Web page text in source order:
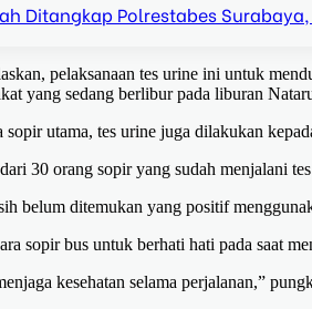
Ditangkap Polrestabes
pelaksanaan tes urine ini untuk
yang sedang berlibur pada liburan
utama, tes urine juga dilakukan
30 orang sopir yang sudah menjalani
belum ditemukan yang positif
sopir bus untuk berhati hati pada saat
kesehatan selama perjalanan,”